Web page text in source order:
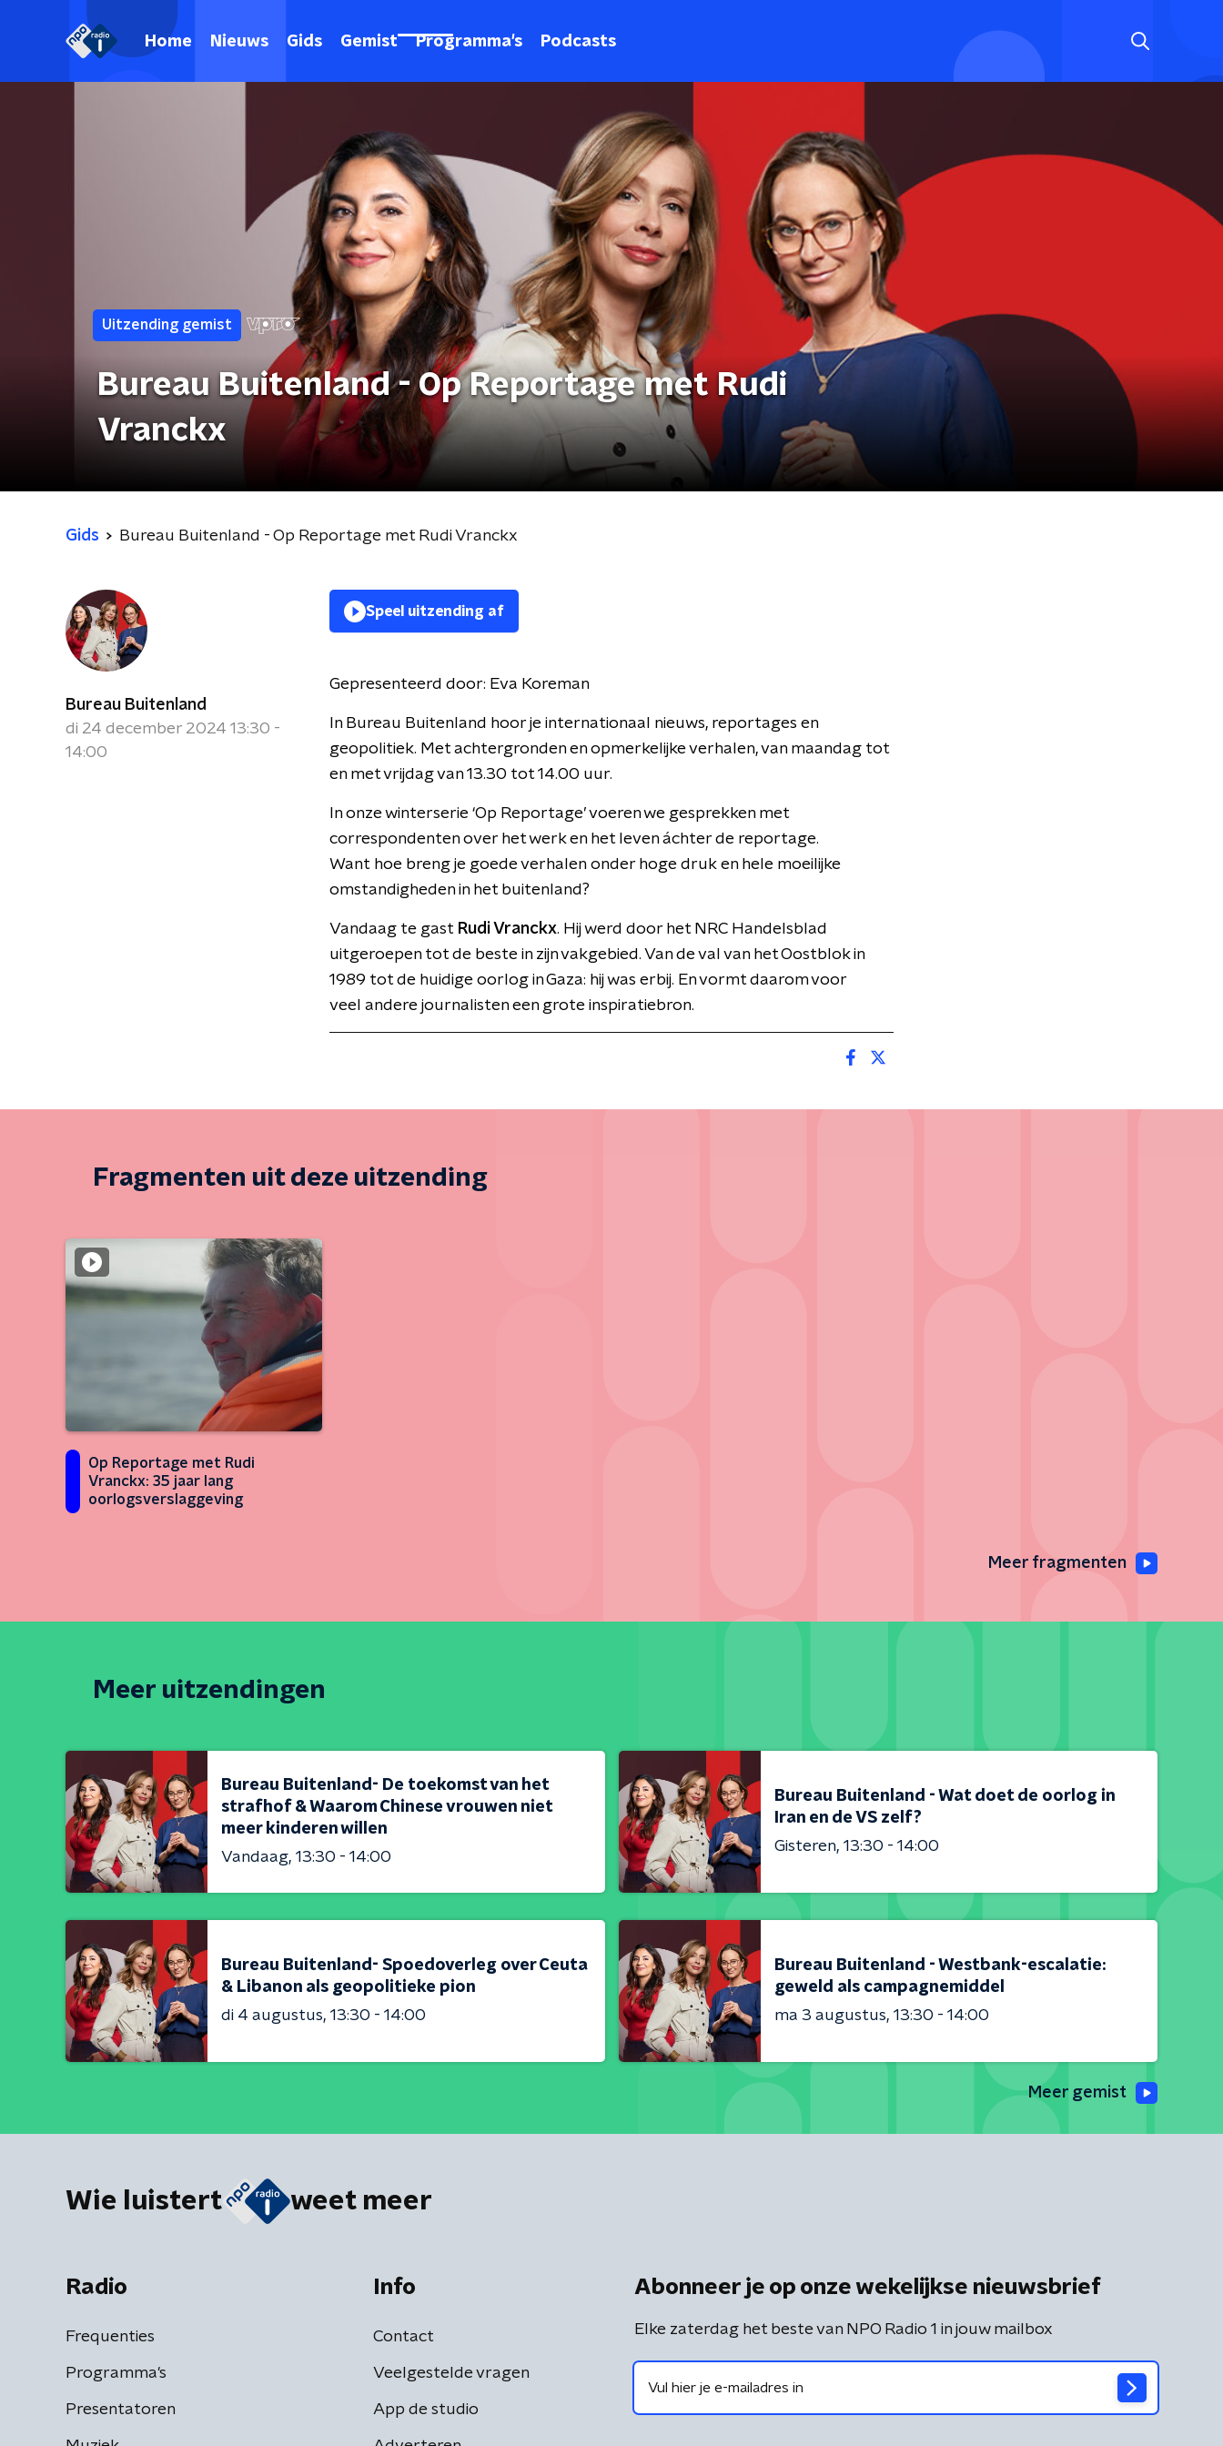
Home Nieuws Gids Gemist Programma's Podcasts
Uitzending gemist
Bureau Buitenland - Op Reportage met Rudi
Vranckx
Gids Bureau Buitenland - Op Reportage met Rudi Vranckx
Bureau Buitenland
di 24 december 2024 13:30 -
14:00
Speel uitzending af
Gepresenteerd door: Eva Koreman
In Bureau Buitenland hoor je internationaal nieuws, reportages en
geopolitiek. Met achtergronden en opmerkelijke verhalen, van maandag tot
en met vrijdag van 13.30 tot 14.00 uur.
In onze winterserie ‘Op Reportage’ voeren we gesprekken met
correspondenten over het werk en het leven áchter de reportage.
Want hoe breng je goede verhalen onder hoge druk en hele moeilijke
omstandigheden in het buitenland?
Vandaag te gast Rudi Vranckx. Hij werd door het NRC Handelsblad
uitgeroepen tot de beste in zijn vakgebied. Van de val van het Oostblok in
1989 tot de huidige oorlog in Gaza: hij was erbij. En vormt daarom voor
veel andere journalisten een grote inspiratiebron.
Fragmenten uit deze uitzending
Op Reportage met Rudi
Vranckx: 35 jaar lang
oorlogsverslaggeving
Meer fragmenten
Meer uitzendingen
Bureau Buitenland- De toekomst van het
strafhof & Waarom Chinese vrouwen niet
meer kinderen willen
Vandaag 13:30 - 14:00
Bureau Buitenland - Wat doet de oorlog in
Iran en de VS zelf?
Gisteren 13:30 - 14:00
Bureau Buitenland- Spoedoverleg over Ceuta
& Libanon als geopolitieke pion
di 4 augustus 13:30 - 14:00
Bureau Buitenland - Westbank-escalatie:
geweld als campagnemiddel
ma 3 augustus 13:30 - 14:00
Meer gemist
Wie luistert weet meer
Radio
Frequenties
Programma's
Presentatoren
Info
Contact
Veelgestelde vragen
App de studio
Abonneer je op onze wekelijkse nieuwsbrief
Elke zaterdag het beste van NPO Radio 1 in jouw mailbox